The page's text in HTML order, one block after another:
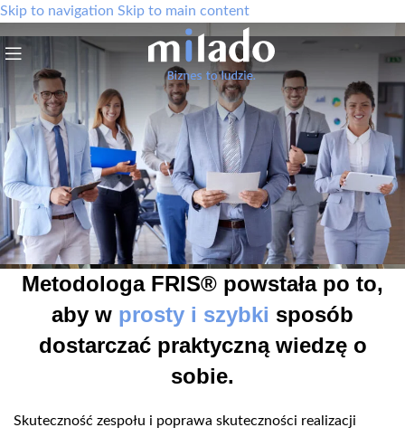
Skip to navigation Skip to main content
Metodologa FRIS® powstała po to,
aby w prosty i szybki sposób
dostarczać praktyczną wiedzę o
sobie.
Skuteczność zespołu i poprawa skuteczności realizacji